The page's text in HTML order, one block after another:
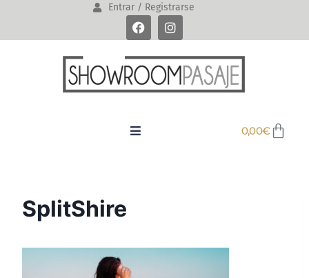
Entrar / Registrarse
0,00€
SplitShire